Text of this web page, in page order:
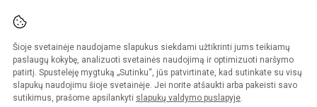
Šioje svetainėje naudojame slapukus siekdami užtikrinti jums teikiamų
paslaugų kokybę, analizuoti svetainės naudojimą ir optimizuoti naršymo
patirtį. Spustelėję mygtuką „Sutinku“, jūs patvirtinate, kad sutinkate su visų
slapukų naudojimu šioje svetainėje. Jei norite atšaukti arba pakeisti savo
sutikimus, prašome apsilankyti slapukų valdymo puslapyje.
Tel.(0 428) 50 241
El. p.
Duomenys kaupiami ir saugomi
Juridinių asmenų registre
Įmonės kodas 290104730